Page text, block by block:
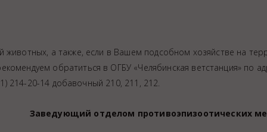
а также, если в Вашем подсобном хозяйстве на
обратиться в ОГБУ «Челябинская ветстанция» по
214-20-14 добавочный 210, 211, 212.
Заведующий отделом противоэпизоотических